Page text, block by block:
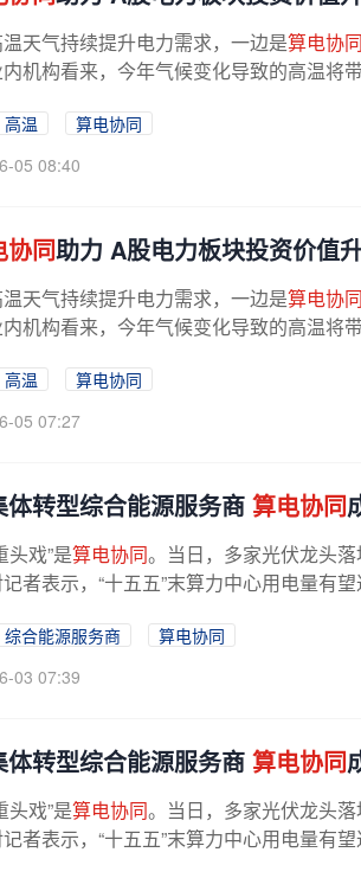
天气持续提升电力需求，一边是算电协
机构看来，今年气候变化导致的高温将
高温
算电协同
05 08:40
协同助力 A股电力板块投资价值
天气持续提升电力需求，一边是算电协
机构看来，今年气候变化导致的高温将
高温
算电协同
05 07:27
转型综合能源服务商 算电协同
头戏”是算电协同。当日，多家光伏龙头
者表示，“十五五”末算力中心用电量有
综合能源服务商
算电协同
03 07:39
转型综合能源服务商 算电协同
头戏”是算电协同。当日，多家光伏龙头
者表示，“十五五”末算力中心用电量有